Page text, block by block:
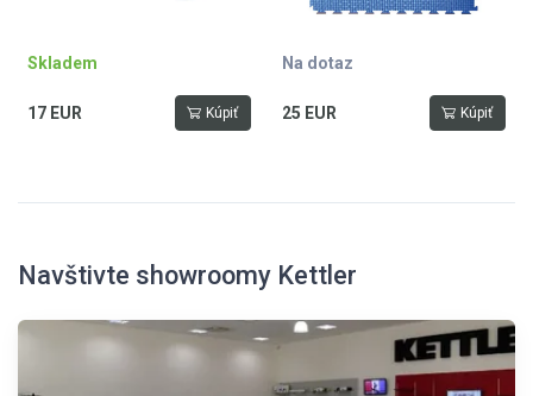
Skladem
17 EUR Kúpiť
Na dotaz
25 EUR Kúpiť
Navštivte showroomy Kettler